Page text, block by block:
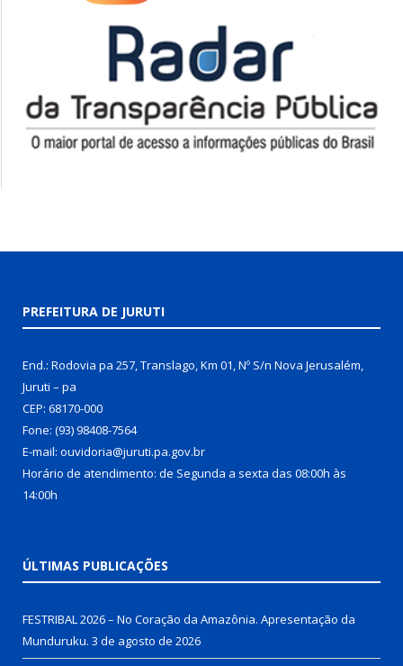
PREFEITURA DE JURUTI
End.: Rodovia pa 257, Translago, Km 01, Nº S/n Nova Jerusalém,
Juruti – pa
CEP: 68170-000
Fone: (93) 98408-7564
E-mail: ouvidoria@juruti.pa.gov.br
Horário de atendimento: de Segunda a sexta das 08:00h às
14:00h
ÚLTIMAS PUBLICAÇÕES
FESTRIBAL 2026 – No Coração da Amazônia. Apresentação da
Munduruku. 3 de agosto de 2026